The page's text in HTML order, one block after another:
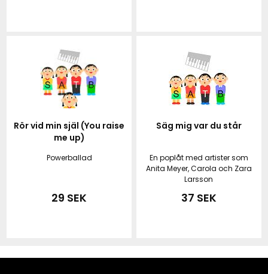
Rör vid min själ (You raise
me up)
Powerballad
29 SEK
Säg mig var du står
En poplåt med artister som
Anita Meyer, Carola och Zara
Larsson
37 SEK